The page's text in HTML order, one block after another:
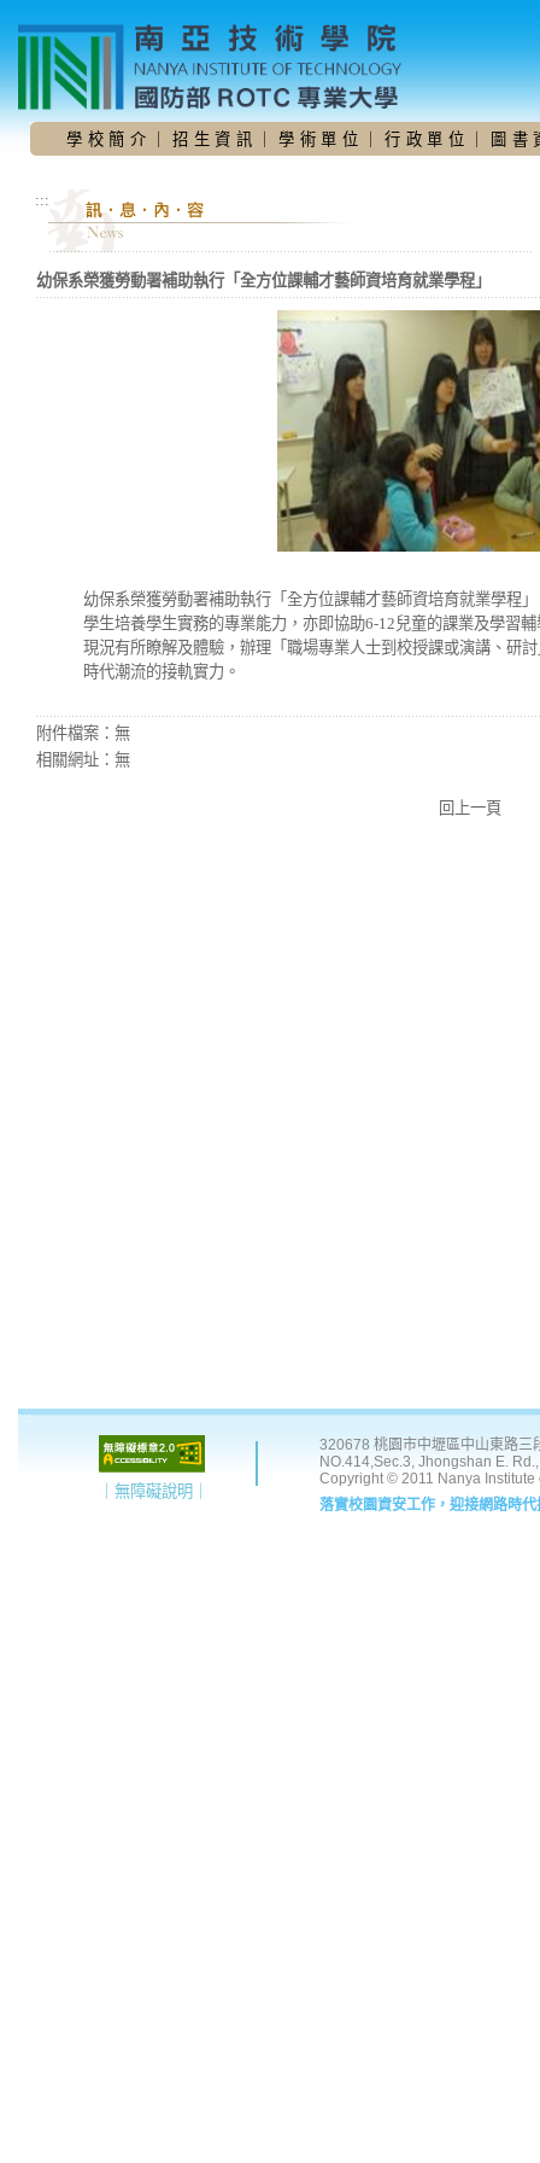
要
內
學 校 簡 介 招 生 資 訊 學 術 單 位 ｜行 政 單 位 圖 書
:::
幼保系榮獲勞動署補助執行「全方位課輔才藝師資培育就業學程」
幼保系榮獲勞動署補助執行「全方位課輔才藝師資培育就業學程
學生培養學生實務的專業能力，亦即協助6-12兒童的課業及學習
現況有所瞭解及體驗，辦理「職場專業人士到校授課或演講、研
時代潮流的接軌實力。
附件檔案： 無
相關網址： 無
回上一頁
:::
｜無障礙說明｜
320678 桃園市中壢區中山東路
NO.414,Sec.3, Jhongshan E.
Copyright © 2011 Nanya Institute
落實校園資安工作，迎接網路